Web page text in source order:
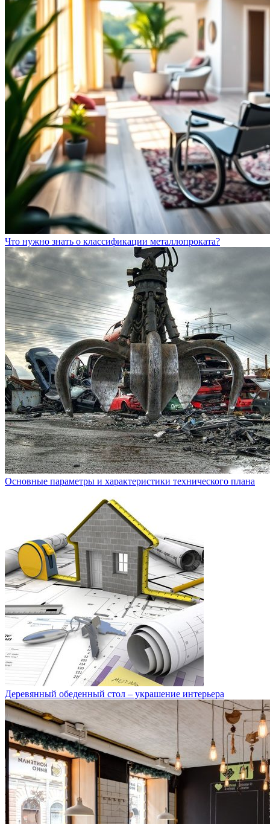
Что нужно знать о классификации металлопроката?
Основные параметры и характеристики технического плана
Деревянный обеденный стол – украшение интерьера